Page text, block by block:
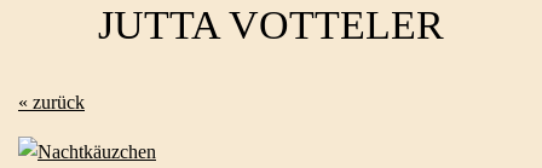
JUTTA VOTTELER
« zurück